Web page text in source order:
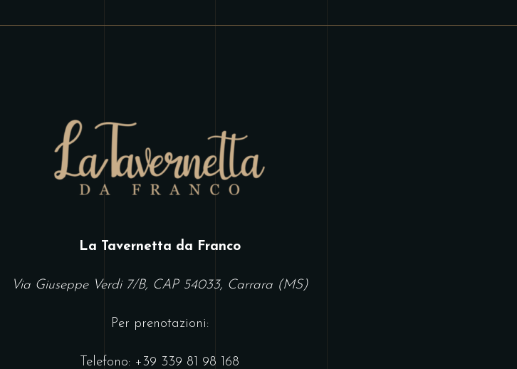
La Tavernetta da Franco
Via Giuseppe Verdi 7/B, CAP 54033, Carrara (MS)
Per prenotazioni:
Telefono: +39 339 81 98 168